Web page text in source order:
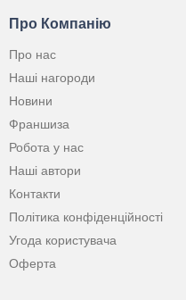
Про Компанію
Про нас
Наші нагороди
Новини
Франшиза
Робота у нас
Наші автори
Контакти
Політика конфіденційності
Угода користувача
Оферта